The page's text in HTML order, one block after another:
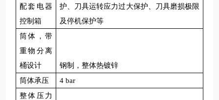
配套电器
控制箱
护、刀具运转应力过大保护、刀具磨损极限
及停机保护等
筒体，带
重物分离
桶设计
钢制，整体热镀锌
筒体承压
4 bar
整体压力